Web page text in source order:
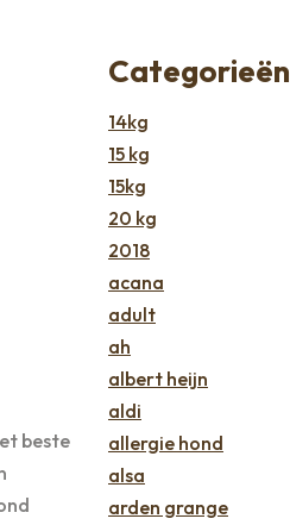
beste
Categorieën
14kg
15 kg
15kg
20 kg
2018
acana
adult
ah
albert heijn
aldi
allergie hond
alsa
arden grange